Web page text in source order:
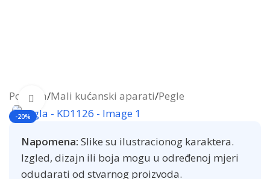
Početna/Mali kućanski aparati/Pegle
-20%
Click to enlarge
Napomena: Slike su ilustracionog karaktera.
Izgled, dizajn ili boja mogu u određenoj mjeri
odudarati od stvarnog proizvoda.